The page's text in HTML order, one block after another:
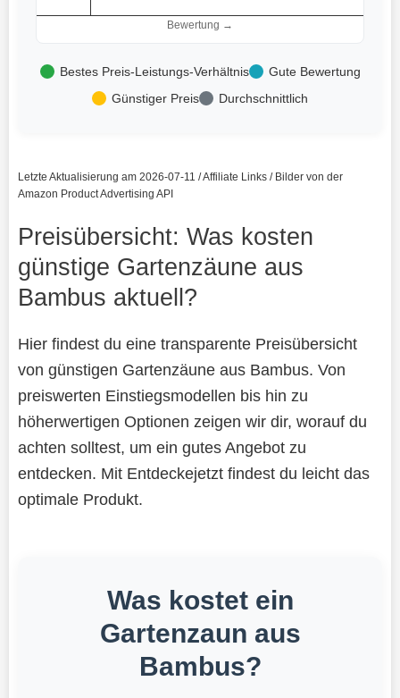
Bewertung →
Bestes Preis-Leistungs-Verhältnis
Gute Bewertung
Günstiger Preis
Durchschnittlich
Letzte Aktualisierung am 2026-07-11 / Affiliate Links / Bilder von der
Amazon Product Advertising API
Preisübersicht: Was kosten
günstige Gartenzäune aus
Bambus aktuell?
Hier findest du eine transparente Preisübersicht
von günstigen Gartenzäune aus Bambus. Von
preiswerten Einstiegsmodellen bis hin zu
höherwertigen Optionen zeigen wir dir, worauf du
achten solltest, um ein gutes Angebot zu
entdecken. Mit Entdeckejetzt findest du leicht das
optimale Produkt.
Was kostet ein
Gartenzaun aus
Bambus?